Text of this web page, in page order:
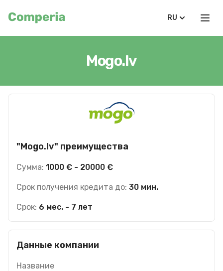
RU
Mogo.lv
"Mogo.lv" преимущества
Сумма: 1000 € - 20000 €
Срок получения кредита до: 30 мин.
Срок: 6 мес. - 7 лет
Данные компании
Название